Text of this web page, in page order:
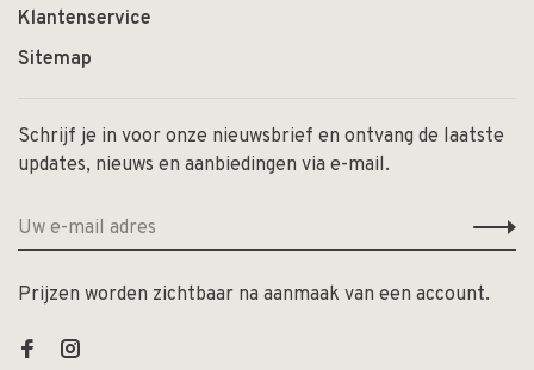
Klantenservice
Sitemap
Schrijf je in voor onze nieuwsbrief en ontvang de laatste
updates, nieuws en aanbiedingen via e-mail.
Prijzen worden zichtbaar na aanmaak van een account.